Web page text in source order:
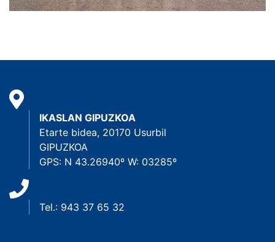
IKASLAN GIPUZKOA
Etarte bidea, 20170 Usurbil
GIPUZKOA
GPS: N 43.26940º W: 03285º
Tel.: 943 37 65 32